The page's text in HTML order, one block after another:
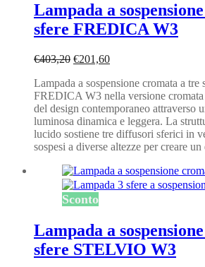
Lampada a
sfere FREDICA W3
€403,20 Il
originale
era:
€403,20.
€201,60Il
attuale
è:
€201,60.
Lampada a sospensione cromata a
FREDICA W3 nella versione
del design contemporaneo attraverso
luminosa dinamica e leggera. La
lucido sostiene tre diffusori sferici in
sospesi a diverse altezze per creare
Sconto
Lampada a
sfere STELVIO W3